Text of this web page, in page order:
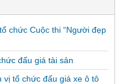
chức Cuộc thi “Người đẹp
đấu giá tài sản
vị tổ chức đấu giá xe ô tô